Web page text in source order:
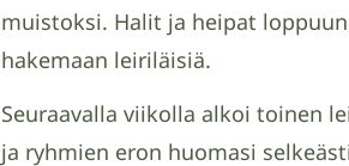
muistoksi. Halit ja heipat
hakemaan leiriläisiä.
Seuraavalla viikolla alkoi toinen
ja ryhmien eron huomasi